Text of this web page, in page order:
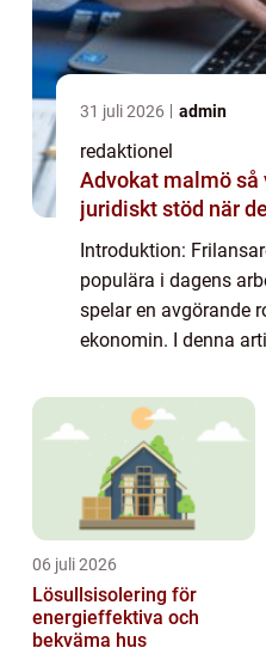
31 juli 2026 admin
redaktionel
Advokat malmö så väljer du rätt
juridiskt stöd när
Introduktion:
populära i dagens
spelar en avgörande
ekonomin. I denna
vilka typer som finns
06 juli 2026
Lösullsisolering för
energieffektiva och
bekväma hus